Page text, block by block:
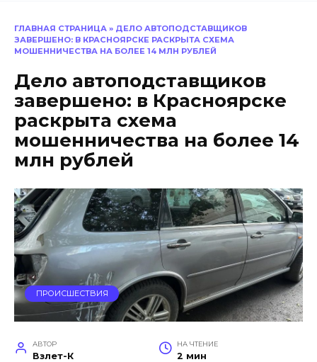
ГЛАВНАЯ СТРАНИЦА » ДЕЛО АВТОПОДСТАВЩИКОВ
ЗАВЕРШЕНО: В КРАСНОЯРСКЕ РАСКРЫТА СХЕМА
МОШЕННИЧЕСТВА НА БОЛЕЕ 14 МЛН РУБЛЕЙ
Дело автоподставщиков
завершено: в Красноярске
раскрыта схема
мошенничества на более 14
млн рублей
ПРОИСШЕСТВИЯ
АВТОР
Взлет-К
НА ЧТЕНИЕ
2 мин